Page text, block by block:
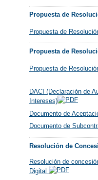
Propuesta de
Propuesta de
Propuesta de
Propuesta de
DACI (Declaración de
Intereses)
Documento de
Documento de
Resolución de
Resolución de
Digital